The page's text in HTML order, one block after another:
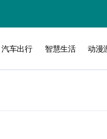
了
汽车出行 智慧生活 动漫